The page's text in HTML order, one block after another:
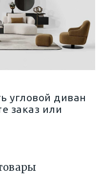
угловой диван
заказ или